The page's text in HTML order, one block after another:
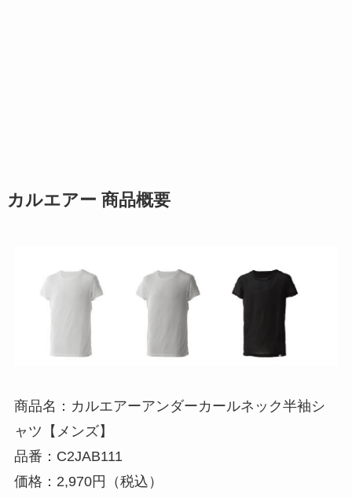
カルエアー 商品概要
商品名：カルエアーアンダーカールネック半袖シ
ャツ【メンズ】
品番：C2JAB111
価格：2,970円（税込）